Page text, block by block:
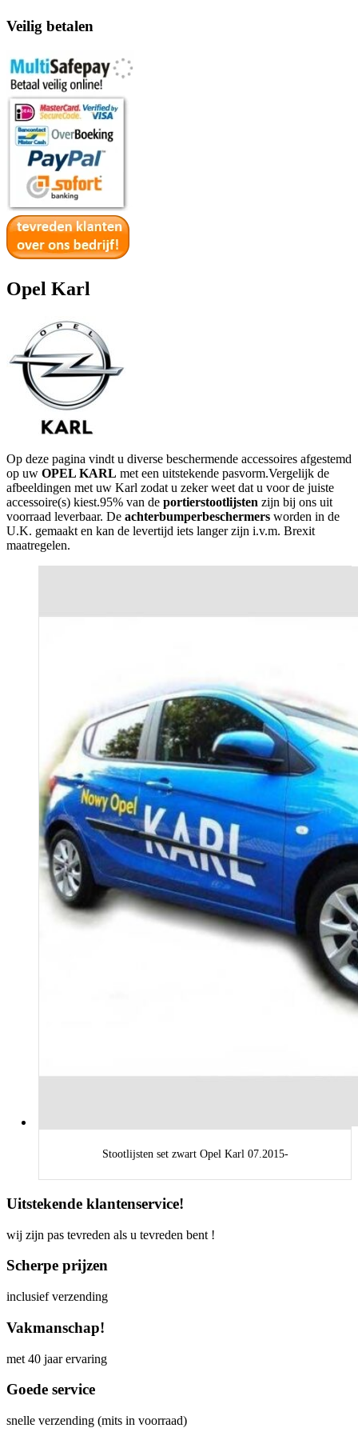
Veilig betalen
Opel Karl
Op deze pagina vindt u diverse beschermende accessoires afgestemd
op uw OPEL KARL met een uitstekende pasvorm.Vergelijk de
afbeeldingen met uw Karl zodat u zeker weet dat u voor de juiste
accessoire(s) kiest.95% van de portierstootlijsten zijn bij ons uit
voorraad leverbaar. De achterbumperbeschermers worden in de
U.K. gemaakt en kan de levertijd iets langer zijn i.v.m. Brexit
maatregelen.
Stootlijsten set zwart Opel Karl 07.2015-
Uitstekende klantenservice!
wij zijn pas tevreden als u tevreden bent !
Scherpe prijzen
inclusief verzending
Vakmanschap!
met 40 jaar ervaring
Goede service
snelle verzending (mits in voorraad)